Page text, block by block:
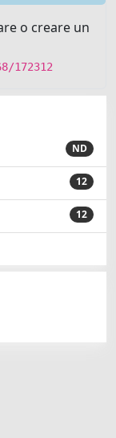
o creare un
172312
ND
12
12